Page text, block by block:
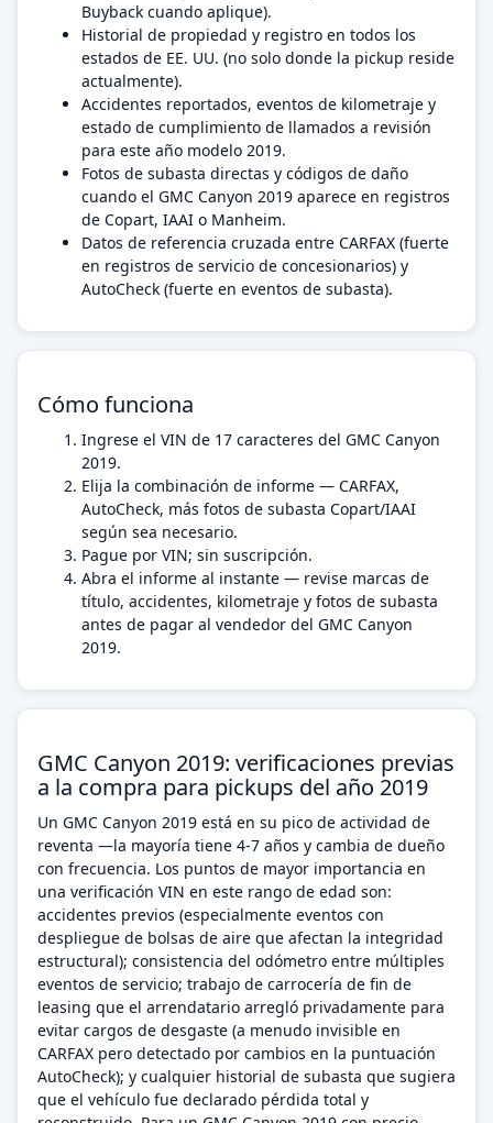
Buyback cuando aplique).
Historial de propiedad y registro en todos los
estados de EE. UU. (no solo donde la pickup reside
actualmente).
Accidentes reportados, eventos de kilometraje y
estado de cumplimiento de llamados a revisión
para este año modelo 2019.
Fotos de subasta directas y códigos de daño
cuando el GMC Canyon 2019 aparece en registros
de Copart, IAAI o Manheim.
Datos de referencia cruzada entre CARFAX (fuerte
en registros de servicio de concesionarios) y
AutoCheck (fuerte en eventos de subasta).
Cómo funciona
Ingrese el VIN de 17 caracteres del GMC Canyon
2019.
Elija la combinación de informe — CARFAX,
AutoCheck, más fotos de subasta Copart/IAAI
según sea necesario.
Pague por VIN; sin suscripción.
Abra el informe al instante — revise marcas de
título, accidentes, kilometraje y fotos de subasta
antes de pagar al vendedor del GMC Canyon
2019.
GMC Canyon 2019: verificaciones previas
a la compra para pickups del año 2019
Un GMC Canyon 2019 está en su pico de actividad de
reventa —la mayoría tiene 4-7 años y cambia de dueño
con frecuencia. Los puntos de mayor importancia en
una verificación VIN en este rango de edad son:
accidentes previos (especialmente eventos con
despliegue de bolsas de aire que afectan la integridad
estructural); consistencia del odómetro entre múltiples
eventos de servicio; trabajo de carrocería de fin de
leasing que el arrendatario arregló privadamente para
evitar cargos de desgaste (a menudo invisible en
CARFAX pero detectado por cambios en la puntuación
AutoCheck); y cualquier historial de subasta que sugiera
que el vehículo fue declarado pérdida total y